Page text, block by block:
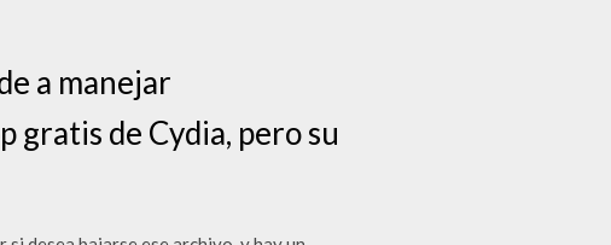
a manejar
gratis de Cydia, pero su